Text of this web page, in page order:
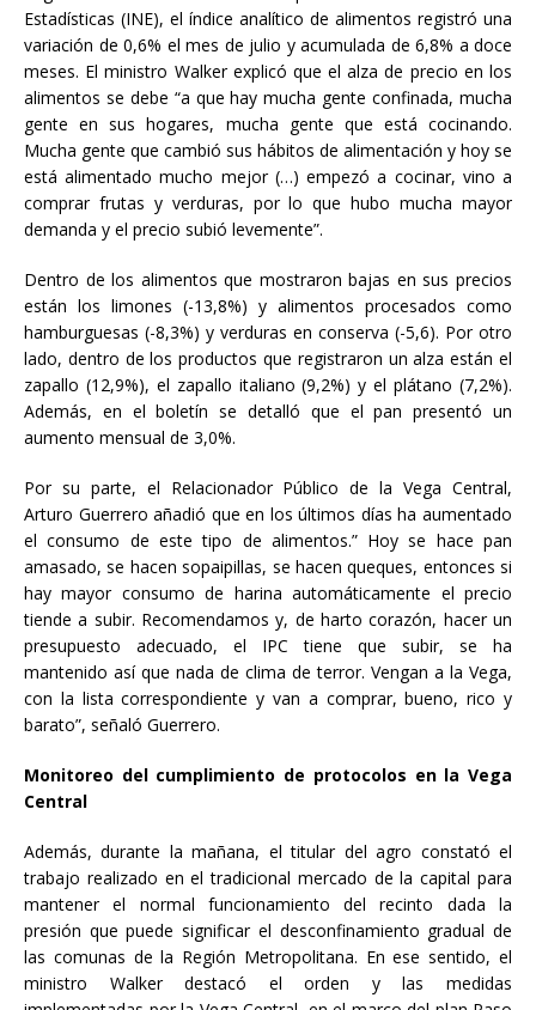
Estadísticas (INE), el índice analítico de alimentos registró una
variación de 0,6% el mes de julio y acumulada de 6,8% a doce
meses. El ministro Walker explicó que el alza de precio en los
alimentos se debe “a que hay mucha gente confinada, mucha
gente en sus hogares, mucha gente que está cocinando.
Mucha gente que cambió sus hábitos de alimentación y hoy se
está alimentado mucho mejor (…) empezó a cocinar, vino a
comprar frutas y verduras, por lo que hubo mucha mayor
demanda y el precio subió levemente”.
Dentro de los alimentos que mostraron bajas en sus precios
están los limones (-13,8%) y alimentos procesados como
hamburguesas (-8,3%) y verduras en conserva (-5,6). Por otro
lado, dentro de los productos que registraron un alza están el
zapallo (12,9%), el zapallo italiano (9,2%) y el plátano (7,2%).
Además, en el boletín se detalló que el pan presentó un
aumento mensual de 3,0%.
Por su parte, el Relacionador Público de la Vega Central,
Arturo Guerrero añadió que en los últimos días ha aumentado
el consumo de este tipo de alimentos.” Hoy se hace pan
amasado, se hacen sopaipillas, se hacen queques, entonces si
hay mayor consumo de harina automáticamente el precio
tiende a subir. Recomendamos y, de harto corazón, hacer un
presupuesto adecuado, el IPC tiene que subir, se ha
mantenido así que nada de clima de terror. Vengan a la Vega,
con la lista correspondiente y van a comprar, bueno, rico y
barato”, señaló Guerrero.
Monitoreo del cumplimiento de protocolos en la Vega
Central
Además, durante la mañana, el titular del agro constató el
trabajo realizado en el tradicional mercado de la capital para
mantener el normal funcionamiento del recinto dada la
presión que puede significar el desconfinamiento gradual de
las comunas de la Región Metropolitana. En ese sentido, el
ministro Walker destacó el orden y las medidas